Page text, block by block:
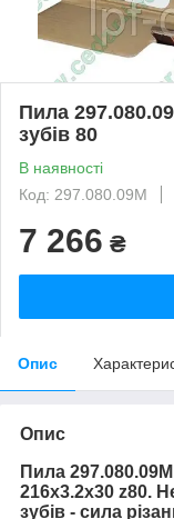
Пила
зубів 80
В наявності
Код: 297.080.09M
7 266 ₴
Опис
Опис
Пила
216x3.2x30 z80.
зубів - сила